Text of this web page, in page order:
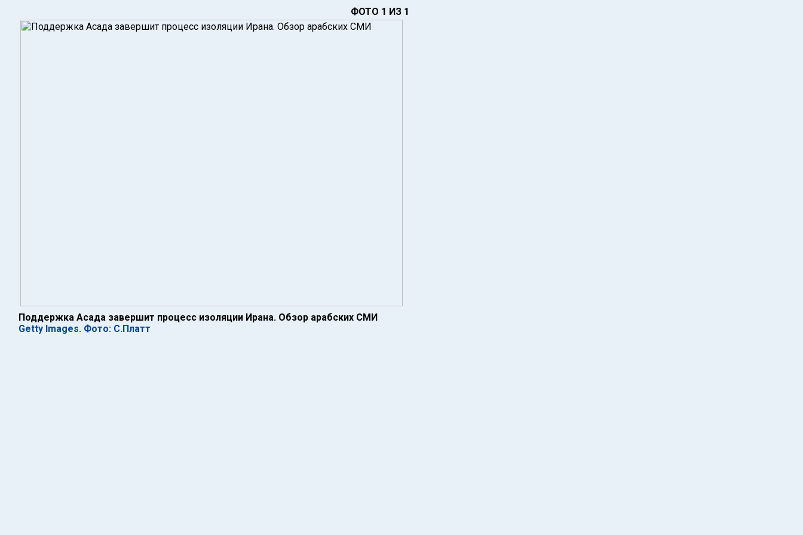
ФОТО 1 ИЗ 1
Поддержка Асада завершит процесс изоляции Ирана. Обзор арабских СМИ
Getty Images. Фото: С.Платт